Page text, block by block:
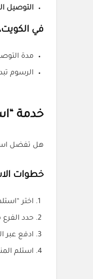
التوصيل
في
مدة التوصيل: 2-3
الرسوم تبدأ من 2 دينار كويتي أو 20 ريال
خدمة
هل تفضل
خطوات
اختر
حدد
ادفع عبر
استلم